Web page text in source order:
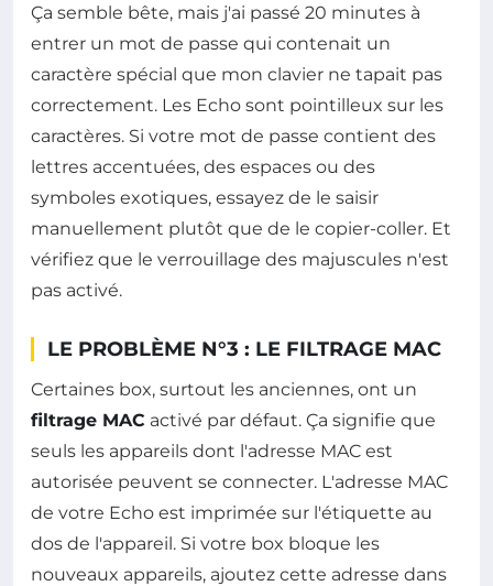
Ça semble bête, mais j'ai passé 20 minutes à
entrer un mot de passe qui contenait un
caractère spécial que mon clavier ne tapait pas
correctement. Les Echo sont pointilleux sur les
caractères. Si votre mot de passe contient des
lettres accentuées, des espaces ou des
symboles exotiques, essayez de le saisir
manuellement plutôt que de le copier-coller. Et
vérifiez que le verrouillage des majuscules n'est
pas activé.
LE PROBLÈME N°3 : LE FILTRAGE MAC
Certaines box, surtout les anciennes, ont un
filtrage MAC activé par défaut. Ça signifie que
seuls les appareils dont l'adresse MAC est
autorisée peuvent se connecter. L'adresse MAC
de votre Echo est imprimée sur l'étiquette au
dos de l'appareil. Si votre box bloque les
nouveaux appareils, ajoutez cette adresse dans